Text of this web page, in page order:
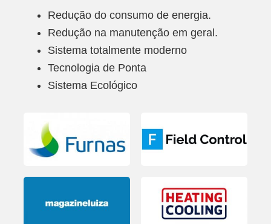
Redução do consumo de energia.
Redução na manutenção em geral.
Sistema totalmente moderno
Tecnologia de Ponta
Sistema Ecológico